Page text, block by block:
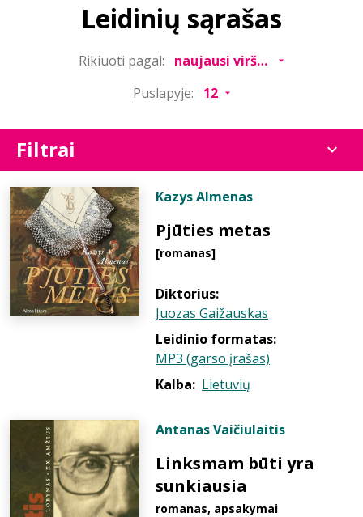
Leidinių sąrašas
Rikiuoti pagal:
Puslapyje:
Filtrai
Kazys Almenas
Pjūties metas
[romanas]
Diktorius:
Juozas Gaižauskas
Leidinio formatas:
MP3 (garso įrašas)
Kalba: Lietuvių
Antanas Vaičiulaitis
Linksmam būti yra
sunkiausia
romanas, apsakymai